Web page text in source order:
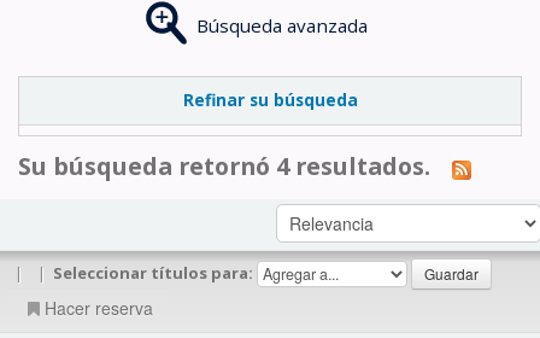
Búsqueda avanzada
Refinar su búsqueda
Su búsqueda retornó 4 resultados.
| | Seleccionar títulos para:
Hacer reserva